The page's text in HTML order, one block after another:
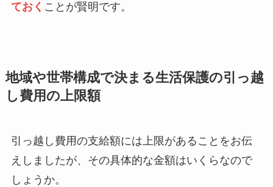
ておく ことが賢明です。
地域や世帯構成で決まる生活保護の引っ越
し費用の上限額
引っ越し費用の支給額には上限があることをお伝
えしましたが、その具体的な金額はいくらなので
しょうか。